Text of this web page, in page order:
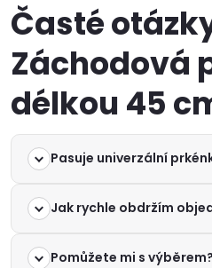
Časté
Záchodová
délkou 45
Pasuje univerzální
Jak rychle obdržím
Pomůžete mi s výběrem?